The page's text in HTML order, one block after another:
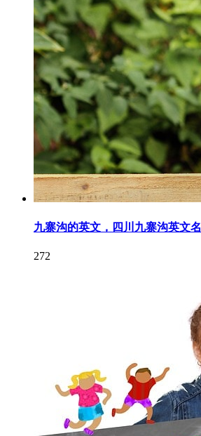
九寨沟的英文，四川九寨沟英文名
272